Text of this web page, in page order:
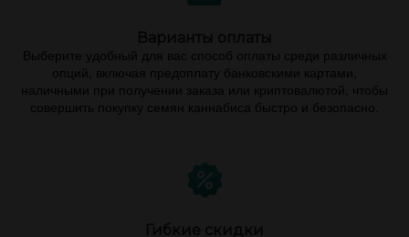
Выберите удобный для вас способ оплаты среди различных
опций, включая предоплату банковскими картами,
наличными при получении заказа или криптовалютой, чтобы
совершить покупку семян каннабиса быстро и безопасно.